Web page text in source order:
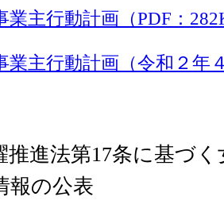
業主行動計画（PDF：
業主行動計画（令和２年
推進法第17条に基づ
報の公表